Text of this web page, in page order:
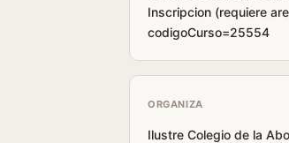
Inscripcion (requiere
codigoCurso=25554
ORGANIZA
Ilustre Colegio de la